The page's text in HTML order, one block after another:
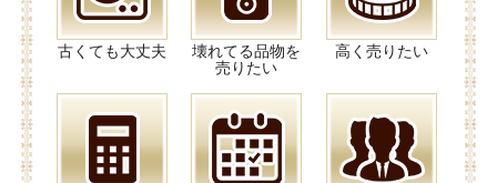
古くても大丈夫
壊れてる品物を
売りたい
高く売りたい